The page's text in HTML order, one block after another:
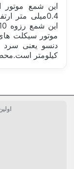
این شمع موتور
کیلومتر
حداقل